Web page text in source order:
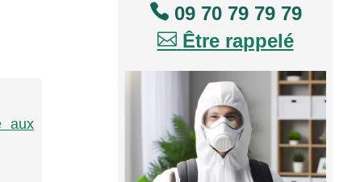
aux
09 70 79 79 79
 Être rappelé